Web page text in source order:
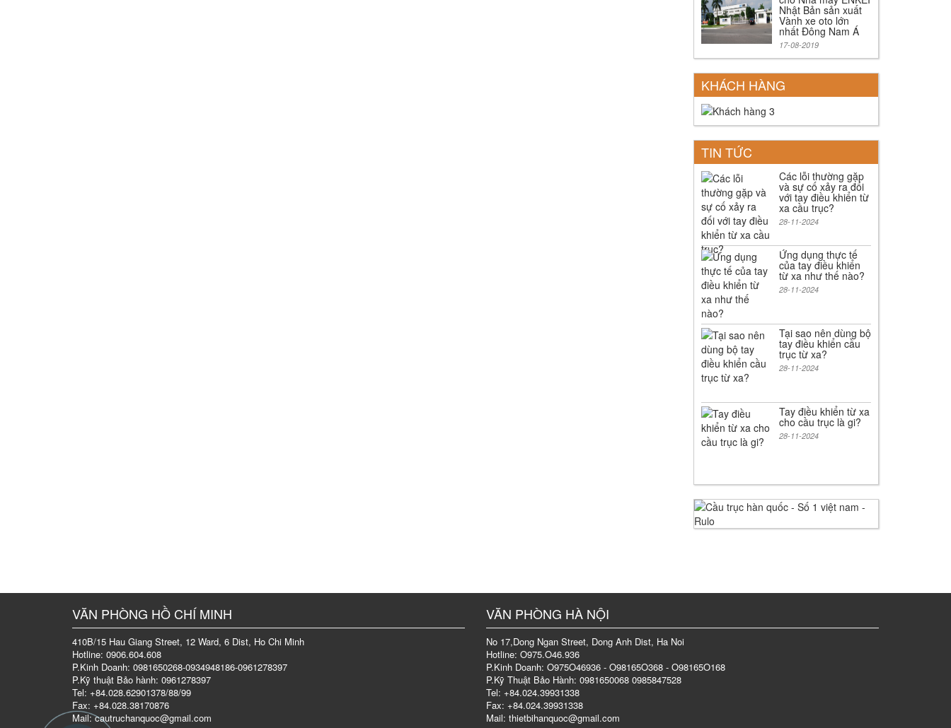
Nhật Bản sản xuất
Vành xe oto lớn
nhất Đông Nam Á
17-08-2019
KHÁCH HÀNG
TIN TỨC
Các lỗi thường gặp
và sự cố xảy ra đối
với tay điều khiển từ
xa cầu trục?
28-11-2024
Ứng dụng thực tế
của tay điều khiển
từ xa như thế nào?
28-11-2024
Tại sao nên dùng bộ
tay điều khiển cầu
trục từ xa?
28-11-2024
Tay điều khiển từ xa
cho cầu trục là gi?
28-11-2024
VĂN PHÒNG HỒ CHÍ MINH
410B/15 Hau Giang Street, 12 Ward, 6 Dist, Ho Chi Minh
Hotline: 0906.604.608
P.Kinh Doanh: 0981650268-0934948186-0961278397
P.Kỹ thuật Bảo hành: 0961278397
Tel: +84.028.62901378/88/99
Fax: +84.028.38170876
Mail: cautruchanquoc@gmail.com
VĂN PHÒNG HÀ NỘI
No 17,Dong Ngan Street, Dong Anh Dist, Ha Noi
Hotline: O975.O46.936
P.Kinh Doanh: O975O46936 - O98165O368 - O98165O168
P.Kỹ Thuật Bảo Hành: 0981650068 0985847528
Tel: +84.024.39931338
Fax: +84.024.39931338
Mail: thietbihanquoc@gmail.com